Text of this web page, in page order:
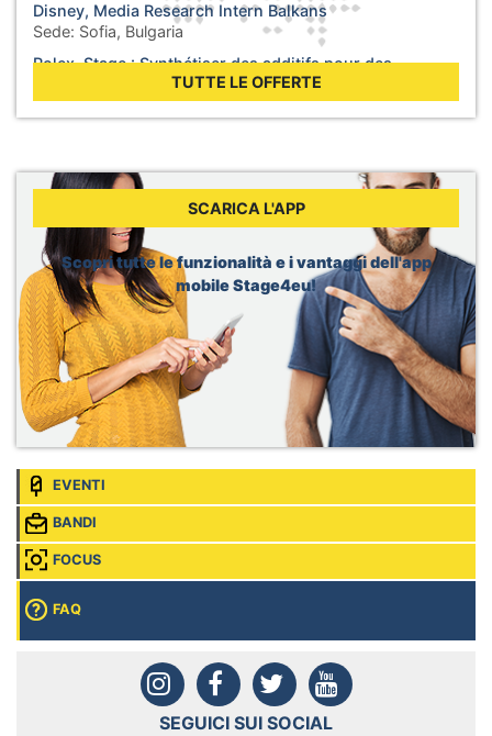
Disney, Media Research Intern Balkans
Sede: Sofia, Bulgaria
Rolex, Stage : Synthétiser des additifs pour des
Sede: Biel, Svizzera
WHO, Internship - Nutrition and Food Safety
Geneva, Svizzera
Dior, Merchandising Intern
Sede: Brussels, Belgio
TUTTE LE OFFERTE
SCARICA L'APP
Scopri tutte le funzionalità e i vantaggi dell'app
mobile Stage4eu!
EVENTI
BANDI
FOCUS
FAQ
SEGUICI SUI SOCIAL